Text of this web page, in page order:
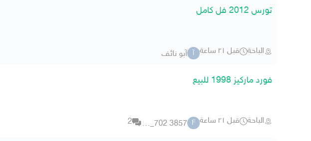
تورس 2012 فل كامل
الباحة قبل ٢١ ساعة آ آبو نائف
فورد ماركيز 1998 للبيع
الباحة قبل ٢١ ساعة F
fms_702 3857
2